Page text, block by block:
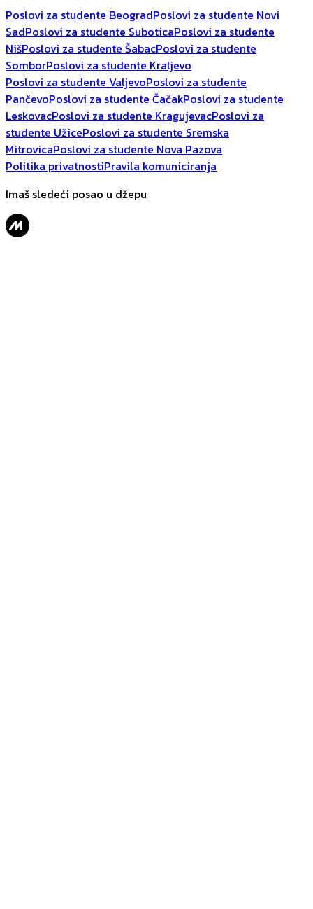
Poslovi za studente BeogradPoslovi za studente Novi
SadPoslovi za studente SuboticaPoslovi za studente
NišPoslovi za studente ŠabacPoslovi za studente
SomborPoslovi za studente Kraljevo
Poslovi za studente ValjevoPoslovi za studente
PančevoPoslovi za studente ČačakPoslovi za studente
LeskovacPoslovi za studente KragujevacPoslovi za
studente UžicePoslovi za studente Sremska
MitrovicaPoslovi za studente Nova Pazova
Politika privatnostiPravila komuniciranja
Imaš sledeći posao u džepu